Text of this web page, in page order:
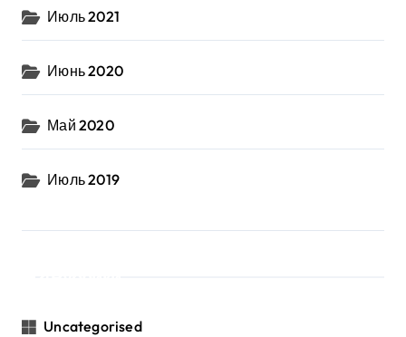
Июль 2021
Июнь 2020
Май 2020
Июль 2019
Uncategorised